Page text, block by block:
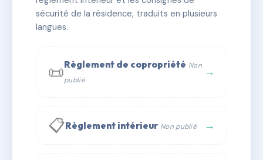
📞 Contacter Syndic Digital
sécurité de la résidence, traduits en plusieurs
langues.
📜Règlement de copropriété Non
publié
→
📋Règlement intérieur Non publié →